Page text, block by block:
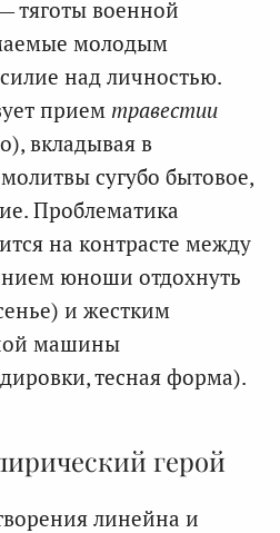
тяготы военной
молодым
над личностью.
прием травестии
вкладывая в
сугубо бытовое,
Проблематика
на контрасте между
юноши отдохнуть
и жестким
машины
тесная форма).
герой
линейна и